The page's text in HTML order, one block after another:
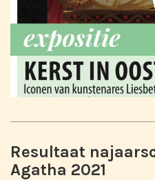
Resultaat
Agatha 2021